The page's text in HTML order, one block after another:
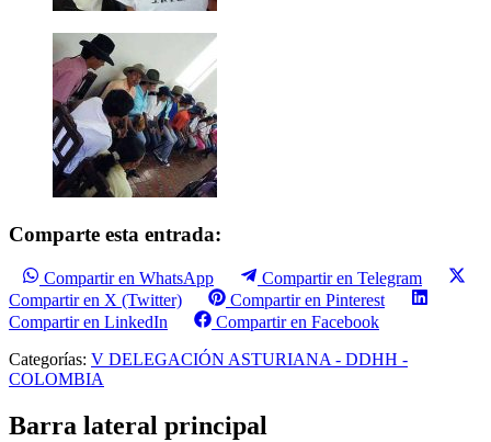
Comparte esta entrada:
Compartir en WhatsApp
Compartir en Telegram
Compartir en X (Twitter)
Compartir en Pinterest
Compartir en LinkedIn
Compartir en Facebook
Categorías: V DELEGACIÓN ASTURIANA - DDHH -
COLOMBIA
Barra lateral principal